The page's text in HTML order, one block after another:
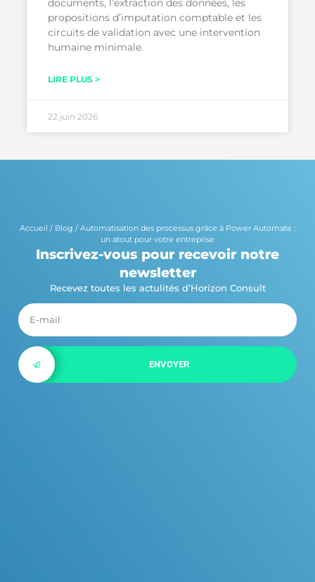
documents, l’extraction des données, les
propositions d’imputation comptable et les
circuits de validation avec une intervention
humaine minimale.
LIRE PLUS >
22 juin 2026
Accueil / Blog / Automatisation des processus grâce à Power Automate :
un atout pour votre entreprise
Inscrivez-vous pour recevoir notre
newsletter
Recevez toutes les actulités d’Horizon Consult
ENVOYER